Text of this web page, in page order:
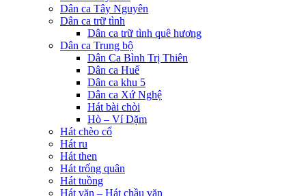
Dân ca Tây Nguyên
Dân ca trữ tình
Dân ca trữ tình quê hương
Dân ca Trung bộ
Dân Ca Bình Trị Thiên
Dân ca Huế
Dân ca khu 5
Dân ca Xứ Nghệ
Hát bài chòi
Hò – Ví Dặm
Hát chèo cổ
Hát ru
Hát then
Hát trống quân
Hát tuồng
Hát văn – Hát chầu văn